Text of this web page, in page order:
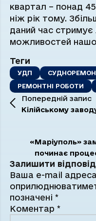
квартал – понад
ніж рік тому.
даний час
можливостей
Теги
УДП
РЕМОНТНІ РОБОТИ
Попередній запис
Кілійському
«Маріуполь»
починає
Залишити
Ваша e-mail
позначені *
Коментар *